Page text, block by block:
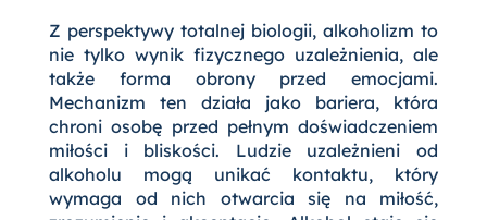
Z perspektywy totalnej biologii, alkoholizm to
nie tylko wynik fizycznego uzależnienia, ale
także forma obrony przed emocjami.
Mechanizm ten działa jako bariera, która
chroni osobę przed pełnym doświadczeniem
miłości i bliskości. Ludzie uzależnieni od
alkoholu mogą unikać kontaktu, który
wymaga od nich otwarcia się na miłość,